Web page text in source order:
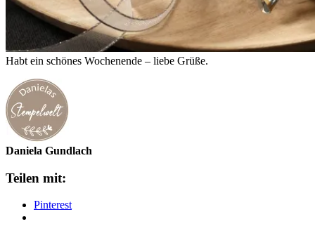
Habt ein schönes Wochenende – liebe Grüße.
Daniela Gundlach
Teilen mit:
Pinterest